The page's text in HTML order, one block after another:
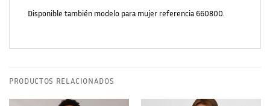
Disponible también modelo para mujer referencia 660800.
PRODUCTOS RELACIONADOS